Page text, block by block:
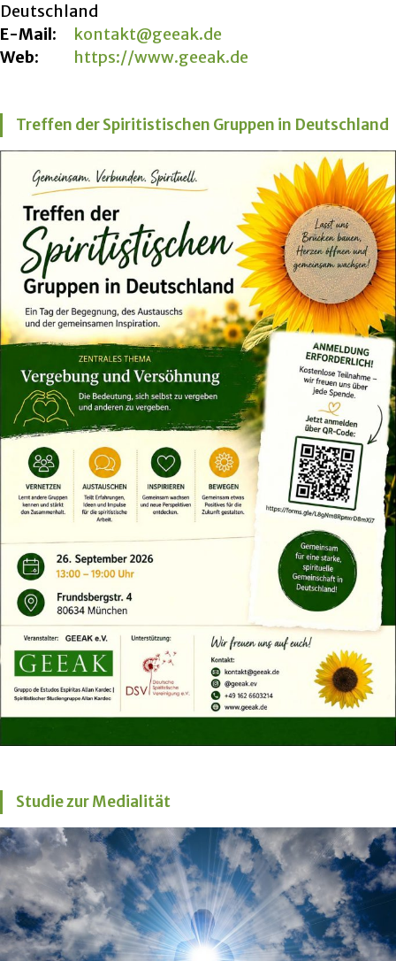
Deutschland
E-Mail:
kontakt@geeak.de
Web:
https://www.geeak.de
Treffen der Spiritistischen Gruppen in Deutschland
Studie zur Medialität